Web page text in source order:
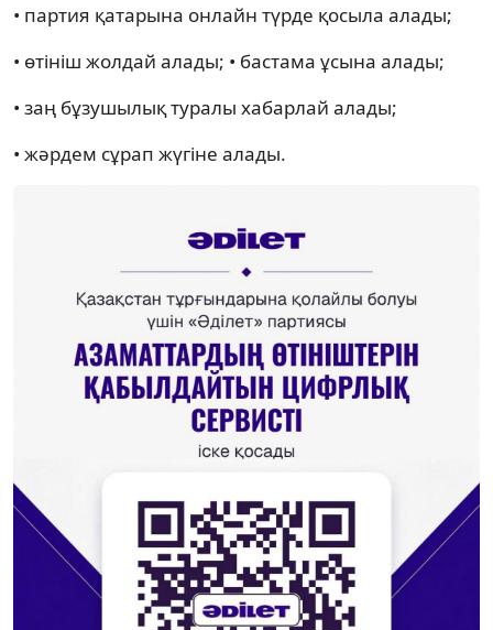
• партия қатарына онлайн түрде қосыла алады;
• өтініш жолдай алады; • бастама ұсына алады;
• заң бұзушылық туралы хабарлай алады;
• жәрдем сұрап жүгіне алады.